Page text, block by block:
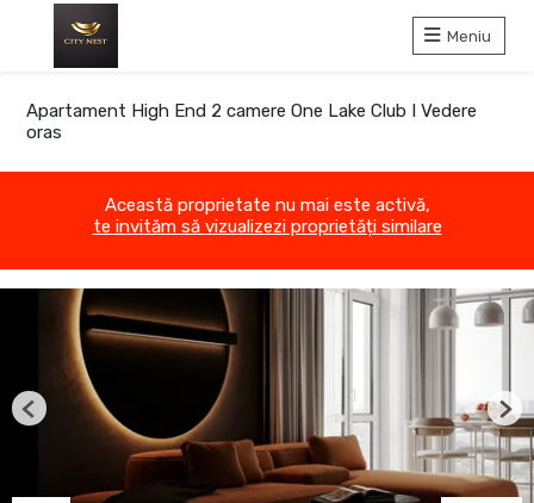
Meniu
Apartament High End 2 camere One Lake Club I Vedere
oras
Această proprietate nu mai este activă,
te invităm să vizualizezi proprietăți similare
Previous